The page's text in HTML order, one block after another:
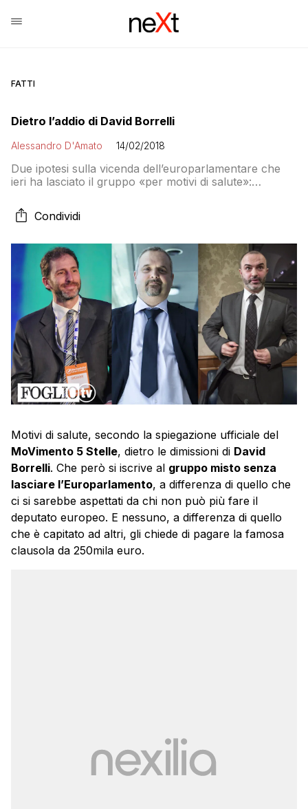
FATTI
Dietro l’addio di David Borrelli
Alessandro D'Amato 14/02/2018
Due ipotesi sulla vicenda dell’europarlamentare che
ieri ha lasciato il gruppo «per motivi di salute»:
nuova strategia politica di Beppe contro Di Maio e
Casaleggio. Ma…
Condividi
Motivi di salute, secondo la spiegazione ufficiale del
MoVimento 5 Stelle, dietro le dimissioni di David
Borrelli. Che però si iscrive al gruppo misto senza
lasciare l’Europarlamento, a differenza di quello che
ci si sarebbe aspettati da chi non può più fare il
deputato europeo. E nessuno, a differenza di quello
che è capitato ad altri, gli chiede di pagare la famosa
clausola da 250mila euro.